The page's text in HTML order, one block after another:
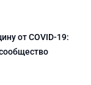
от COVID-19: